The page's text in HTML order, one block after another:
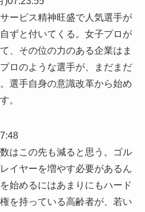
ービス精神旺盛で人気選手が
ずと付いてくる。女子プロが
、その位の力のある企業はま
ロのような選手が、まだまだ
選手自身の意識改革から始め
。
はこの先も減ると思う。ゴル
イヤーを増やす必要があるん
始めるにはあまりにもハード
を持っている高齢者が、若い